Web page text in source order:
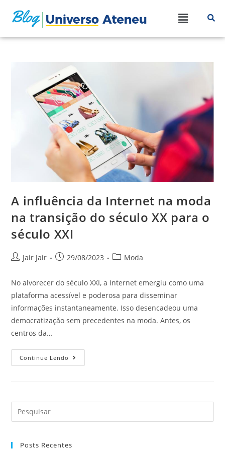
A influência da Internet na moda
na transição do século XX para o
século XXI
Jair Jair 29/08/2023 Moda
No alvorecer do século XXI, a Internet emergiu como uma
plataforma acessível e poderosa para disseminar
informações instantaneamente. Isso desencadeou uma
democratização sem precedentes na moda. Antes, os
centros da…
Continue Lendo
Posts Recentes